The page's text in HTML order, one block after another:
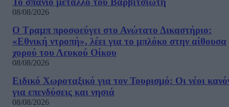
08/08/2026
Ο Τραμπ προσφεύγει στο Ανώτατο Δικαστήριο:
«Εθνική ντροπή», λέει για το μπλόκο στην αίθουσα
χορού του Λευκού Οίκου
08/08/2026
Ειδικό Χωροταξικό για τον Τουρισμό: Οι νέοι
για επενδύσεις και νησιά
08/08/2026